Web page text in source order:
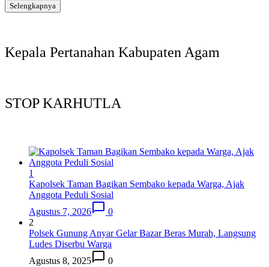
Selengkapnya
Kepala Pertanahan Kabupaten Agam
STOP KARHUTLA
1
Kapolsek Taman Bagikan Sembako kepada Warga, Ajak
Anggota Peduli Sosial
Agustus 7, 2026
0
2
Polsek Gunung Anyar Gelar Bazar Beras Murah, Langsung
Ludes Diserbu Warga
Agustus 8, 2025
0